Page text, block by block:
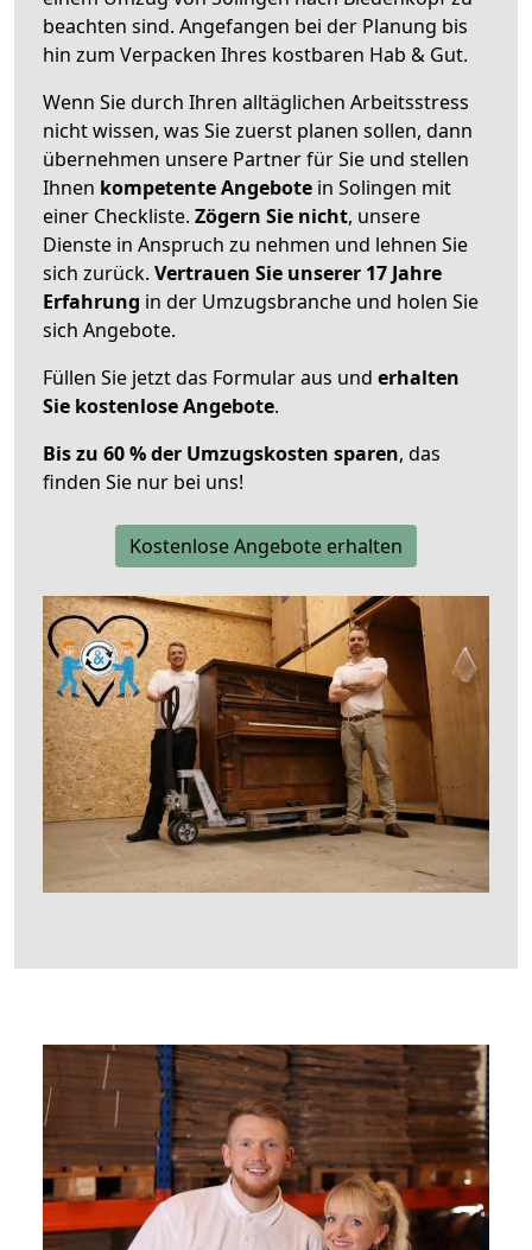
beachten sind. Angefangen bei der Planung bis
hin zum Verpacken Ihres kostbaren Hab & Gut.
Wenn Sie durch Ihren alltäglichen Arbeitsstress
nicht wissen, was Sie zuerst planen sollen, dann
übernehmen unsere Partner für Sie und stellen
Ihnen kompetente Angebote in Solingen mit
einer Checkliste. Zögern Sie nicht, unsere
Dienste in Anspruch zu nehmen und lehnen Sie
sich zurück. Vertrauen Sie unserer 17 Jahre
Erfahrung in der Umzugsbranche und holen Sie
sich Angebote.
Füllen Sie jetzt das Formular aus und erhalten
Sie kostenlose Angebote.
Bis zu 60 % der Umzugskosten sparen, das
finden Sie nur bei uns!
Kostenlose Angebote erhalten